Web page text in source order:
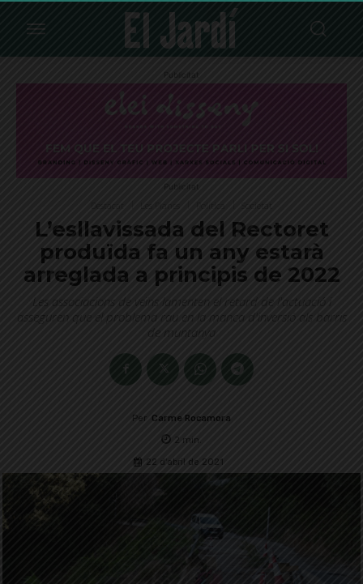
Publicitat
Publicitat
L’esllavissada del Rectoret
produïda fa un any estarà
arreglada a principis de 2022
Les associacions de veïns lamenten el retard de l'actuació i
asseguren que el problema rau en la manca d'inversió als barris
de muntanya
Per Carme Rocamora
2 min.
22 d'abril de 2021